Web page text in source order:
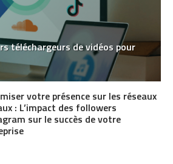
téléchargeurs de vidéos pour
votre présence sur les réseaux
: L’impact des followers
sur le succès de votre